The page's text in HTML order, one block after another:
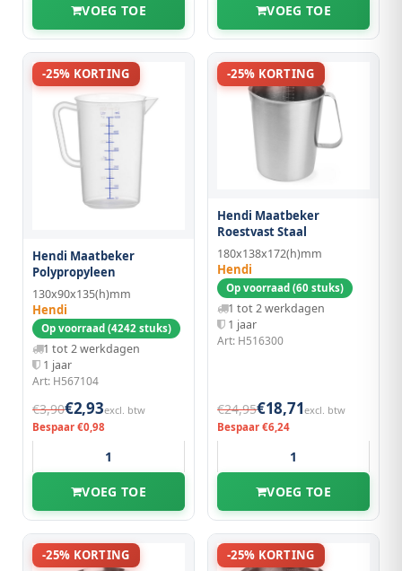
VOEG TOE VOEG TOE
-25% KORTING
Hendi Maatbeker
Polypropyleen
130x90x135(h)mm
Hendi
Op voorraad (4242 stuks)
1 tot 2 werkdagen
1 jaar
Art: H567104
€3,90€2,93excl. btw
Bespaar €0,98
VOEG TOE
-25% KORTING
Hendi Maatbeker
Roestvast Staal
180x138x172(h)mm
Hendi
Op voorraad (60 stuks)
1 tot 2 werkdagen
1 jaar
Art: H516300
€24,95€18,71excl. btw
Bespaar €6,24
VOEG TOE
-25% KORTING -25% KORTING